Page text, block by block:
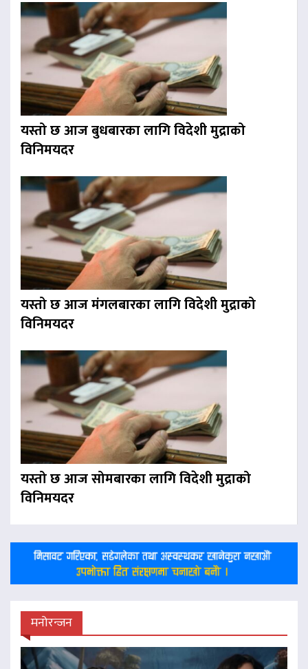
यस्तो छ आज बुधबारका लागि विदेशी मुद्राको
विनिमयदर
यस्तो छ आज मंगलबारका लागि विदेशी मुद्राको
विनिमयदर
यस्तो छ आज सोमबारका लागि विदेशी मुद्राको
विनिमयदर
मनोरन्जन